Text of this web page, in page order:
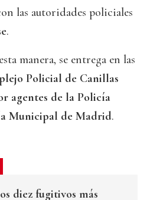
las autoridades policiales
.
manera, se entrega en las
Policial de Canillas
agentes de la Policía
Municipal de Madrid.
diez fugitivos más